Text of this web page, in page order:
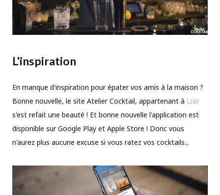
L'inspiration
En manque d'inspiration pour épater vos amis à la maison ?
Bonne nouvelle, le site Atelier Cocktail, appartenant à Lixir
s'est refait une beauté ! Et bonne nouvelle l'application est
disponible sur Google Play et Apple Store ! Donc vous
n'aurez plus aucune excuse si vous ratez vos cocktails...